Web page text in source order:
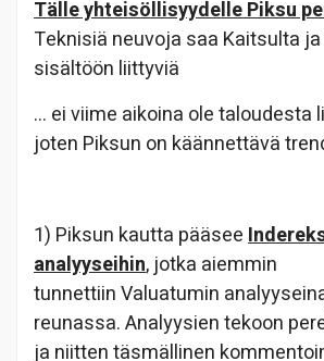
Tälle yhteisöllisyydelle Piksu
Teknisiä neuvoja saa Kaitsulta
sisältöön liittyviä
… ei viime aikoina ole taloudesta
joten Piksun on käännettävä
1) Piksun kautta pääsee
analyyseihin, jotka aiemmin
tunnettiin Valuatumin
reunassa. Analyysien tekoon
ja niitten täsmällinen